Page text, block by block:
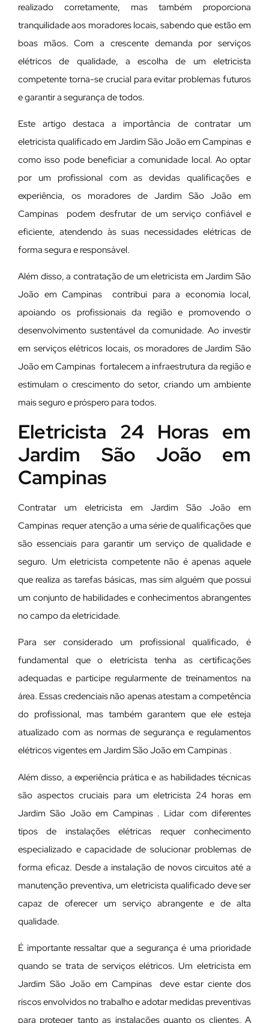
realizado corretamente, mas também proporciona
tranquilidade aos moradores locais, sabendo que estão em
boas mãos. Com a crescente demanda por serviços
elétricos de qualidade, a escolha de um eletricista
competente torna-se crucial para evitar problemas futuros
e garantir a segurança de todos.
Este artigo destaca a importância de contratar um
eletricista qualificado em Jardim São João em Campinas e
como isso pode beneficiar a comunidade local. Ao optar
por um profissional com as devidas qualificações e
experiência, os moradores de Jardim São João em
Campinas podem desfrutar de um serviço confiável e
eficiente, atendendo às suas necessidades elétricas de
forma segura e responsável.
Além disso, a contratação de um eletricista em Jardim São
João em Campinas contribui para a economia local,
apoiando os profissionais da região e promovendo o
desenvolvimento sustentável da comunidade. Ao investir
em serviços elétricos locais, os moradores de Jardim São
João em Campinas fortalecem a infraestrutura da região e
estimulam o crescimento do setor, criando um ambiente
mais seguro e próspero para todos.
Eletricista 24 Horas em
Jardim São João em
Campinas
Contratar um eletricista em Jardim São João em
Campinas requer atenção a uma série de qualificações que
são essenciais para garantir um serviço de qualidade e
seguro. Um eletricista competente não é apenas aquele
que realiza as tarefas básicas, mas sim alguém que possui
um conjunto de habilidades e conhecimentos abrangentes
no campo da eletricidade.
Para ser considerado um profissional qualificado, é
fundamental que o eletricista tenha as certificações
adequadas e participe regularmente de treinamentos na
área. Essas credenciais não apenas atestam a competência
do profissional, mas também garantem que ele esteja
atualizado com as normas de segurança e regulamentos
elétricos vigentes em Jardim São João em Campinas .
Além disso, a experiência prática e as habilidades técnicas
são aspectos cruciais para um eletricista 24 horas em
Jardim São João em Campinas . Lidar com diferentes
tipos de instalações elétricas requer conhecimento
especializado e capacidade de solucionar problemas de
forma eficaz. Desde a instalação de novos circuitos até a
manutenção preventiva, um eletricista qualificado deve ser
capaz de oferecer um serviço abrangente e de alta
qualidade.
É importante ressaltar que a segurança é uma prioridade
quando se trata de serviços elétricos. Um eletricista em
Jardim São João em Campinas deve estar ciente dos
riscos envolvidos no trabalho e adotar medidas preventivas
para proteger tanto as instalações quanto os clientes. A